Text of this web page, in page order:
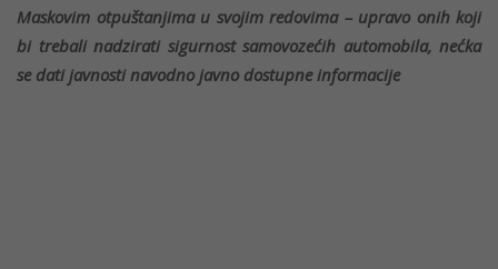
Maskovim otpuštanjima u svojim redovima – upravo onih koji
bi trebali nadzirati sigurnost samovozećih automobila, nećka
se dati javnosti navodno javno dostupne informacije